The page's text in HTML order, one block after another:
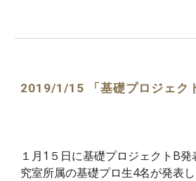
2019/1/15 「基礎プロジェク
１月1５日に基礎プロジェクトB
究室所属の基礎プロ生4名が発表し